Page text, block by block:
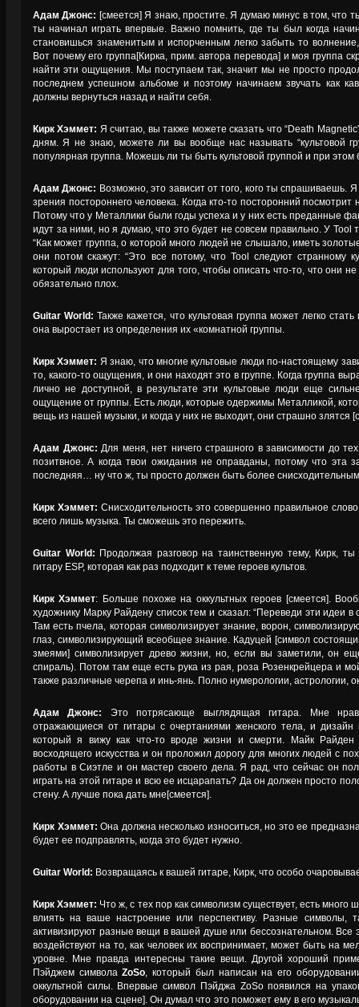
Адам Джонс: [смеется] Я знаю, простите. Я думаю минус в том, что
ты начинал играть впервые. Важно помнить, где ты был когда
становишься знаменитым и испорченным легко забыть то
Вот почему его группа[Кирка, прим. автора перевода] и моя группа
найти эти ощущения. Мы поступаем так, значит мы не просто
последнем успешном альбоме и поэтому начинаем звучать как
должны вернуться назад и найти себя.
Кирк Хэммет: Я считаю, вы также можете сказать что “Death
дням. Я не знаю, можете ли вы вообще нас называть “культовой
популярная группа. Можешь ли ты быть культовой группой и при
Адам Джонс: Возможно, это зависит от того, кого ты спрашиваешь. Я
зрения постороннего человека. Когда кто-то посторонний посмотрит
Потому что у Металлики были годы успеха и у них есть преданные
идут за ними, но я думаю, что это будет не совсем правильно. У Tool
“Как может группа, о которой много людей не слышало, иметь
они потом скажут: “Это все потому, что Tool следуют странному
который люди используют для того, чтобы описать что-то, что они
обязательно плох.
Guitar World: Также кажется, что культовая группа может легко
она выростает из определения их «комнатной группы.
Кирк Хэммет: Я знаю, что многие культовые люди по-настоящему
то, какого-то ощущения, и они находят это в группе. Когда группа
лично не доступной, в результате эти культовые люди еще
ощущение от группы. Есть люди, которые одержимы Металликой,
вещь из нашей музыки, и когда у них не выходит, они страшно злятся
Адам Джонс: Для меня, нет ничего страшного в зависимости до
позитвное. А когда твои ожидания не оправданы, потому что эта
последняя… ну что ж, ты просто должен быть более
Кирк Хэммет: Снисходительность это совершенно правильное
всего лишь музыка. Ты сможешь это пережить.
Guitar World: Продолжая разговор на таинственную тему, Кирк,
гитару ESP, которая как раз подходит к теме героев культов.
Кирк Хэммет: Больше похоже на оккультных героев [смеется].
художнику Марку Райдену список тем и сказал: “Переведи эти идеи в
Там есть пчела, которая символизирует знание, ворон,
глаз, символизирующий всеобщее знание. Кадуцей [символ
змеями] символизирует древо жизни, но, если вы заметили, он
спираль). Потом там еще есть рука из рая, роза Розенкрейцера и
также различные черепа и инь-янь. Полно нумерологии, астрологии,
Адам Джонс:
Это потрясающе выглядящая гитара. Мне
отражающиеся от гитары с очертаниями женского тела, и дизайн
который я вижу как что-то вроде жизни и смерти. Майк Райден
восходящего искусства и он проложил дорогу для многих людей с
работы в Сиэтле и он мастер своего дела. Я рад, что сейчас он
играть на этой гитаре и всю ее исцарапать? Да он должен просто
стену. А лучше пока дать мне[смеется].
Кирк Хэммет: Она должна несколько износиться, но это ее
будет ее подправлять, когда это будет нужно.
Guitar World: Возвращаясь к вашей гитаре, Кирк, что особо
Кирк Хэммет: Что ж, с тех пор как символизм существует, есть
влиять на ваше настроение или перспективу. Разные символы,
активизируют разные вещи в вашей душе или бессознательном. Все
воздействуют на то, как человек их воспринимает, может быть на
уровне. Мне правда интересны такие вещи. Другой хороший
Пэйджем символаZoSo, который был написан на его
оккультной силы. Впервые символ Пэйджа ZoSo появился на
оборудовании на сцене]. Он думал что это поможет ему в его